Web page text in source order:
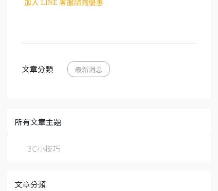
加入 LINE 客服諮詢優惠
文章分類 最新消息
所有文章主題
3C小技巧
文章分類